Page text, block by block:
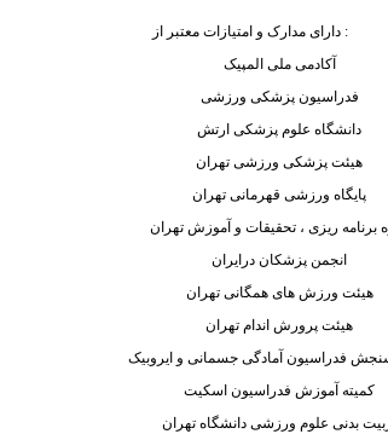
دارای مدارک و امتیازات معتبر از :
آکادمی ملی المپیک
فدراسیون پزشکی ورزشی
دانشگاه علوم پزشکی ارتش
هیئت پزشکی ورزشی تهران
پایگاه ورزشی قهرمانی تهران
برنامه ریزی ، تحقیقات و آموزش تهران
انجمن پزشکان درایران
هیئت ورزش های همگانی تهران
هیئت پرورش اندام تهران
فدراسیون آمادگی جسمانی و ایروبیک
کمیته آموزش فدراسیون اسکیت
بدنی علوم ورزشی دانشگاه تهران